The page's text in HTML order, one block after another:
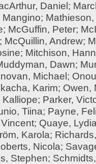
Daniel ;
Mangino; Mathieson,
; McGuffin, Peter;
; McQuillin, Andrew;
; Mitchison,
Dawn;
Michael ;
Karim; Owen,
; Parker,
Tiina; Payne,
; Quaye,
Karola;
Nicola;
Stephen;